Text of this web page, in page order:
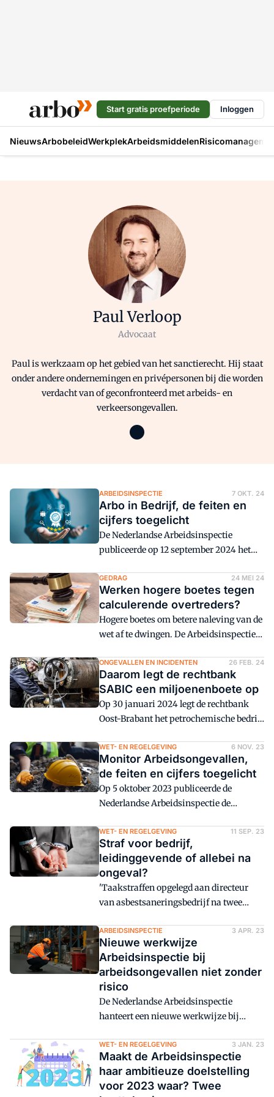
Start gratis proefperiode Inloggen
NieuwsArbobeleidWerkplekArbeidsmiddelen
Paul Verloop
Advocaat
Paul is werkzaam op het gebied van het sanctierecht. Hij staat
onder andere ondernemingen en privépersonen bij die worden
verdacht van of geconfronteerd met arbeids- en
verkeersongevallen.
ARBEIDSINSPECTIE 7 OKT. 24
Arbo in Bedrijf, de feiten en
cijfers toegelicht
De Nederlandse Arbeidsinspectie
publiceerde op 12 september 2024 het
Advocaat Paul Verloop licht enkele feiten
en cijfers toe.
GEDRAG 24 MEI 24
Werken hogere boetes tegen
calculerende overtreders?
Hogere boetes om betere naleving van de
wet af te dwingen. De Arbeidsinspectie
vreemdelingen. Gaat die Wav-vlieger
ook op voor Arbowet en Arbobesluit?
ONGEVALLEN EN INCIDENTEN 26 FEB. 24
Daarom legt de rechtbank
SABIC een miljoenenboete op
Op 30 januari 2024 legt de rechtbank
Oost-Brabant het petrochemische bedrijf
10 miljoen euro. Die miljoenenboete
kreeg het wegens vier incidenten met
ernstige gevolgen voor mens en milieu,
waaronder twee arbeidsongevallen.
WET- EN REGELGEVING 6 NOV. 23
Monitor Arbeidsongevallen,
de feiten en cijfers toegelicht
Op 5 oktober 2023 publiceerde de
Nederlandse Arbeidsinspectie de
Verloop geeft een beknopte toelichting
op de feiten en cijfers.
WET- EN REGELGEVING 11 SEP. 23
Straf voor bedrijf,
leidinggevende of allebei na
ongeval?
'Taakstraffen opgelegd aan directeur
van asbestsaneringsbedrijf na twee
nieuwsbericht op de website van het
Openbaar Ministerie. Hoe kan het OM
een onderzoek naar een ongeval afdoen?
En wat is er bijzonder aan deze casus?
Paul Verloop legt het uit.
ARBEIDSINSPECTIE 3 APR. 23
Nieuwe werkwijze
Arbeidsinspectie bij
arbeidsongevallen niet zonder
risico
De Nederlandse Arbeidsinspectie
hanteert een nieuwe werkwijze bij
zelf onderzoek naar bepaalde
meldingsplichtige arbeidsongevallen.
Maar dit kan voor de werkgever risico's
en onzekerheden met zich meebrengen.
WET- EN REGELGEVING 3 JAN. 23
Maakt de Arbeidsinspectie
haar ambitieuze doelstelling
voor 2023 waar? Twee